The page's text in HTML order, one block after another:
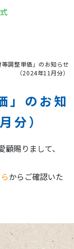
等調整単価」のお知らせ
（2024年11月分）
」のお知
分）
賜りまして、
からご確認いた